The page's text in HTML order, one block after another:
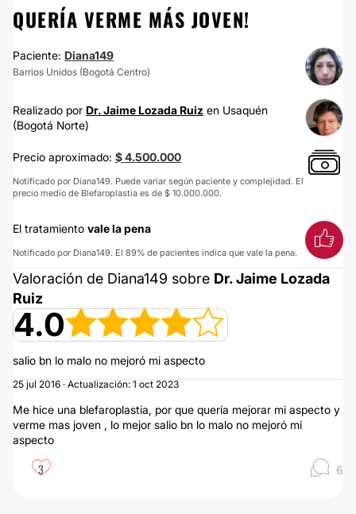
QUERÍA VERME MÁS JOVEN!
Paciente: Diana149
Barrios Unidos (Bogotá Centro)
Realizado por Dr. Jaime Lozada Ruiz en Usaquén
(Bogotá Norte)
Precio aproximado: $ 4.500.000
Notificado por Diana149. Puede variar según paciente y complejidad. El
precio medio de Blefaroplastia es de $ 10.000.000.
El tratamiento vale la pena
Notificado por Diana149. El 89% de pacientes indica que vale la pena.
Valoración de Diana149 sobre Dr. Jaime Lozada
Ruiz
4.0
salio bn lo malo no mejoró mi aspecto
25 jul 2016 · Actualización: 1 oct 2023
Me hice una blefaroplastia, por que quería mejorar mi aspecto y
verme mas joven , lo mejor salio bn lo malo no mejoró mi
aspecto
3 6